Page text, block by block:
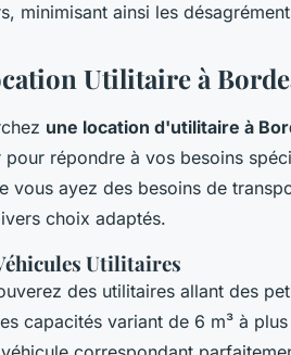
minimisant ainsi les
Utilitaire à
une location d'utilitaire à
répondre à vos besoins
vous ayez des besoins de
choix adaptés.
Utilitaires
des utilitaires allant des
capacités variant de 6 m³ à